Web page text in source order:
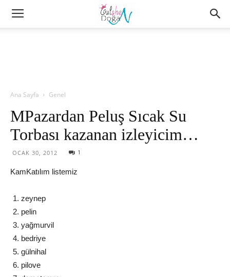
Ana Sayfa Genel
MPazardan Peluş Sıcak Su
Torbası kazanan izleyicim…
OCAK 30, 2012 1
KamKatılım listemiz
zeynep
pelin
yağmurvil
bedriye
gülnihal
pilove